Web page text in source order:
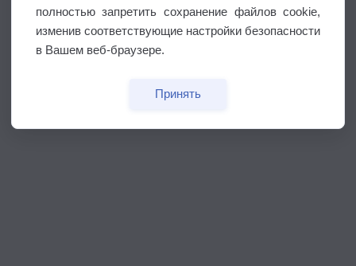
полностью запретить сохранение файлов cookie,
изменив соответствующие настройки безопасности
в Вашем веб-браузере.
Принять